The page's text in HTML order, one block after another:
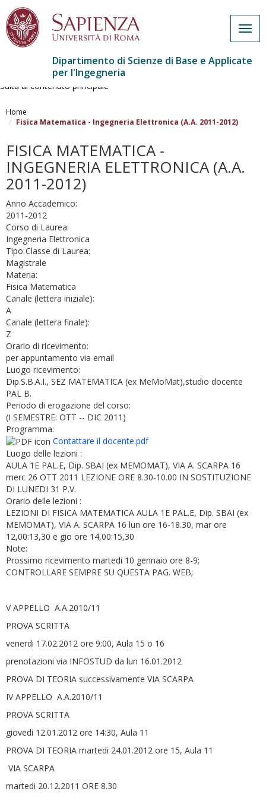
Salta al contenuto principale
Dipartimento di Scienze di Base e Applicate
per l'Ingegneria
Home
Fisica Matematica - Ingegneria Elettronica (A.A. 2011-2012)
FISICA MATEMATICA -
INGEGNERIA ELETTRONICA (A.A.
2011-2012)
Anno Accademico:
2011-2012
Corso di Laurea:
Ingegneria Elettronica
Tipo Classe di Laurea:
Magistrale
Materia:
Fisica Matematica
Canale (lettera iniziale):
A
Canale (lettera finale):
Z
Orario di ricevimento:
per appuntamento via email
Luogo ricevimento:
Dip.S.B.A.I., SEZ MATEMATICA (ex MeMoMat),studio docente
PAL B.
Periodo di erogazione del corso:
(I SEMESTRE: OTT -- DIC 2011)
Programma:
Contattare il docente.pdf
Luogo delle lezioni :
AULA 1E PAL.E, Dip. SBAI (ex MEMOMAT), VIA A. SCARPA 16
merc 26 OTT 2011 LEZIONE ORE 8.30-10.00 IN SOSTITUZIONE
DI LUNEDI 31 P.V.
Orario delle lezioni :
LEZIONI DI FISICA MATEMATICA AULA 1E PAL.E, Dip. SBAI (ex
MEMOMAT), VIA A. SCARPA 16 lun ore 16-18.30, mar ore
12,00:13,30 e gio ore 14,00:15,30
Note:
Prossimo ricevimento martedi 10 gennaio ore 8-9;
CONTROLLARE SEMPRE SU QUESTA PAG. WEB;
V APPELLO A.A.2010/11
PROVA SCRITTA
venerdi 17.02.2012 ore 9:00, Aula 15 o 16
prenotazioni via INFOSTUD da lun 16.01.2012
PROVA DI TEORIA successivamente VIA SCARPA
IV APPELLO A.A.2010/11
PROVA SCRITTA
giovedi 12.01.2012 ore 14:30, Aula 11
PROVA DI TEORIA martedi 24.01.2012 ore 15, Aula 11
VIA SCARPA
martedi 20.12.2011 ORE 8.30